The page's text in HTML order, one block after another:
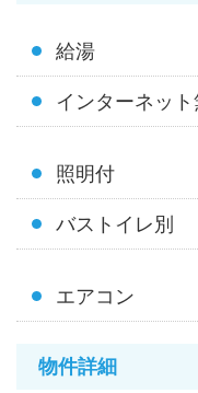
給湯
インターネッ
照明付
バストイレ別
エアコン
物件詳細